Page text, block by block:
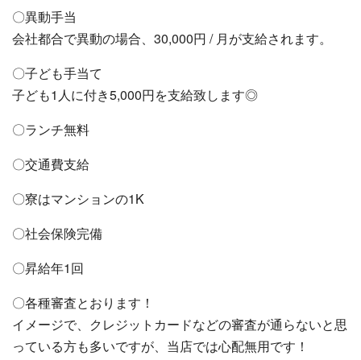
〇異動手当
会社都合で異動の場合、30,000円 / 月が支給されます。
〇子ども手当て
子ども1人に付き5,000円を支給致します◎
〇ランチ無料
〇交通費支給
〇寮はマンションの1K
〇社会保険完備
〇昇給年1回
〇各種審査とおります！
イメージで、クレジットカードなどの審査が通らないと思
っている方も多いですが、当店では心配無用です！